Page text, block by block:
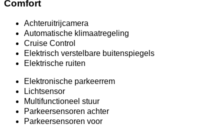
Comfort
Achteruitrijcamera
Automatische klimaatregeling
Cruise Control
Elektrisch verstelbare buitenspiegels
Elektrische ruiten
Elektronische parkeerrem
Lichtsensor
Multifunctioneel stuur
Parkeersensoren achter
Parkeersensoren voor